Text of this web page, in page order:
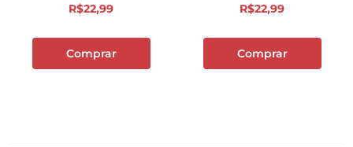
R$22,99
Comprar
R$22,99
Comprar